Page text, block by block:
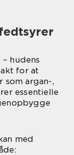
hudens
for at
som argan-,
essentielle
med